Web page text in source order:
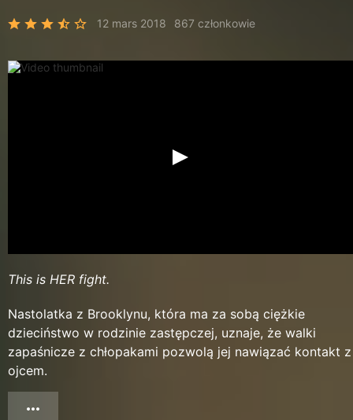
12 mars 2018 867 członkowie
This is HER fight.
Nastolatka z Brooklynu, która ma za sobą ciężkie
dzieciństwo w rodzinie zastępczej, uznaje, że walki
zapaśnicze z chłopakami pozwolą jej nawiązać kontakt z
ojcem.